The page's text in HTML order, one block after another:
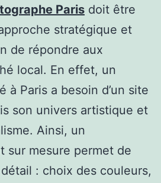
Paris doit être
stratégique et
de répondre aux
local. En effet, un
à Paris a besoin d’un site
son univers artistique et
Ainsi, un
sur mesure permet de
: choix des couleurs,